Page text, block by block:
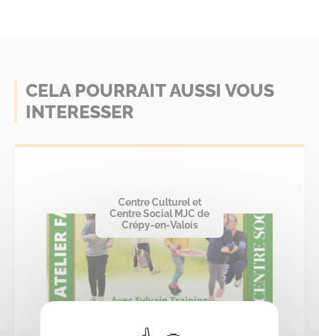
CELA POURRAIT AUSSI VOUS
INTERESSER
Centre Culturel et
Centre Social MJC de
Crépy-en-Valois